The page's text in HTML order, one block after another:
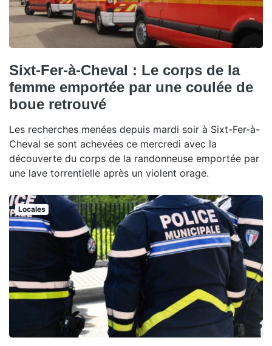
Sixt-Fer-à-Cheval : Le corps de la
femme emportée par une coulée de
boue retrouvé
Les recherches menées depuis mardi soir à Sixt-Fer-à-
Cheval se sont achevées ce mercredi avec la
découverte du corps de la randonneuse emportée par
une lave torrentielle après un violent orage.
Locales